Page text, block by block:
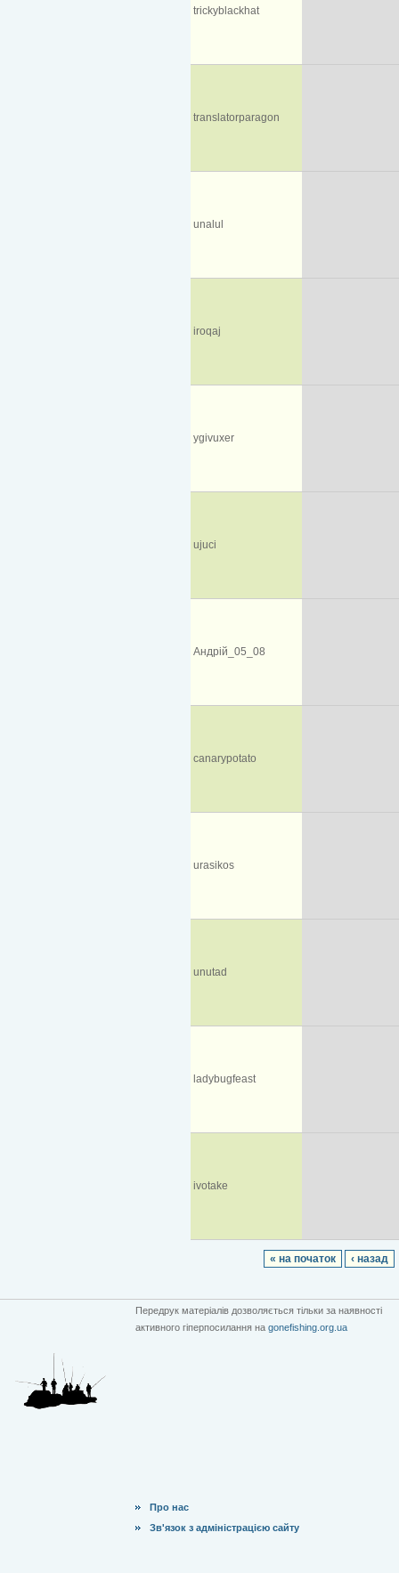
trickyblackhat
translatorparagon
unalul
iroqaj
ygivuxer
ujuci
Андрій_05_08
canarypotato
urasikos
unutad
ladybugfeast
ivotake
« на початок ‹ назад
Передрук матеріалів дозволяється тільки за наявності
активного гіперпосилання на gonefishing.org.ua
Про нас
Зв'язок з адміністрацією сайту